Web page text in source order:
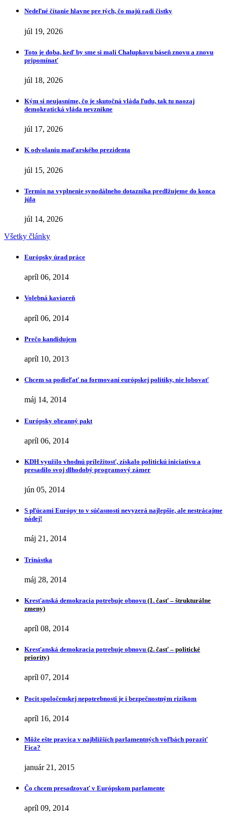
Nedeľné čítanie hlavne pre tých, čo majú radi čistky
júl 19, 2026
Toto je doba, keď by sme si mali Chalupkovu báseň znovu a znovu
pripomínať
júl 18, 2026
Kým si neujasníme, čo je skutočná vláda ľudu, tak tu naozaj
demokratická vláda nevznikne
júl 17, 2026
K odvolaniu maďarského prezidenta
júl 15, 2026
Termín na vyplnenie synodálneho dotazníka predlžujeme do konca
júla
júl 14, 2026
Všetky články
Európsky úrad práce
apríl 06, 2014
Volebná kaviareň
apríl 06, 2014
Prečo kandidujem
apríl 10, 2013
Chcem sa podieľať na formovaní európskej politiky, nie lobovať
máj 14, 2014
Európsky obranný pakt
apríl 06, 2014
KDH využilo vhodnú príležitosť, získalo politickú iniciatívu a
presadilo svoj dlhodobý programový zámer
jún 05, 2014
S pľúcami Európy to v súčasnosti nevyzerá najlepšie, ale nestrácajme
nádej!
máj 21, 2014
Trinástka
máj 28, 2014
Kresťanská demokracia potrebuje obnovu (1. časť – štrukturálne
zmeny)
apríl 08, 2014
Kresťanská demokracia potrebuje obnovu (2. časť – politické
priority)
apríl 07, 2014
Pocit spoločenskej nepotrebnosti je i bezpečnostným rizikom
apríl 16, 2014
Môže ešte pravica v najbližších parlamentných voľbách poraziť
Fica?
január 21, 2015
Čo chcem presadzovať v Európskom parlamente
apríl 09, 2014